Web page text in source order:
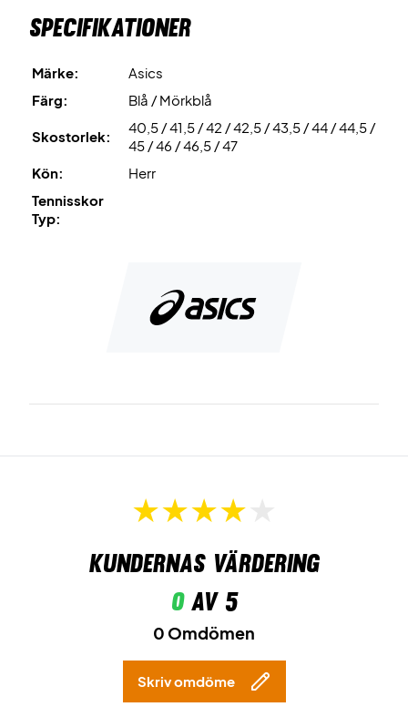
Detta är en stabilisator som är placerad i
Färg: Mörkblå, blå och vit.
Specifikationer
Märke:
Asics
Färg:
Blå / Mörkblå
Skostorlek:
40,5 / 41,5 / 42 / 42,5 / 43,5 / 44 / 44,5 /
45 / 46 / 46,5 / 47
Kön:
Herr
Tennisskor
Typ:
Kundernas värdering
0av 5
0 Omdömen
Skriv omdöme